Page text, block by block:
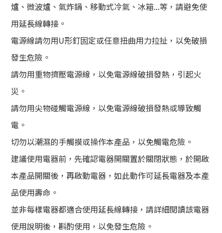
爐、微波爐、氣炸鍋、移動式冷氣、冰箱...等，請避免使
用延長線轉接。
電源線請勿用U形釘固定或任意扭曲用力拉扯，以免破損
發生危險。
請勿用重物擠壓電源線，以免電源線破損發熱，引起火
災。
請勿用尖物碰觸電源線，以免電源線破損發熱或導致觸
電。
切勿以潮濕的手觸摸或操作本產品，以免觸電危險。
建議使用電器前，先確認電器開關置於關閉狀態，於開啟
本產品開關後，再啟動電器，如此動作可延長電器及本產
品使用壽命。
並非每樣電器都適合使用延長線轉接，請詳細閱讀該電器
使用說明後，斟酌使用，以免發生危險。